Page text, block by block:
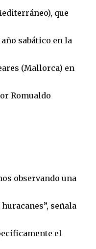
que
sabático en la
(Mallorca) en
Romualdo
observando una
señala
el